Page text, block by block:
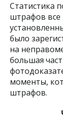
Статистика
штрафов все
было
на
большая
моменты,
штрафов.